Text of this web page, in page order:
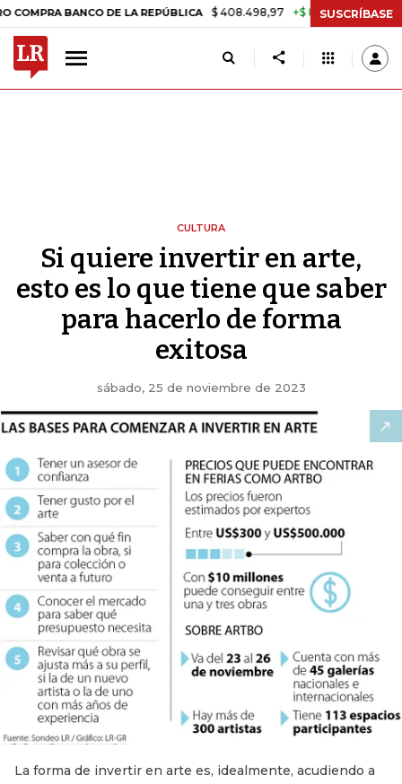
DE LA REPÚBLICA $ 408.498,97 +$ 8.753,81 +2,19% TASA
SUSCRÍBASE
CULTURA
Si quiere invertir en arte,
esto es lo que tiene que saber
para hacerlo de forma
exitosa
sábado, 25 de noviembre de 2023
La forma de invertir en arte es, idealmente, acudiendo a